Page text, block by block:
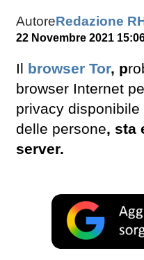
AutoreRedazione
22 Novembre 2021
Il browser Tor, p
browser Internet
privacy
delle persone, sta
server.